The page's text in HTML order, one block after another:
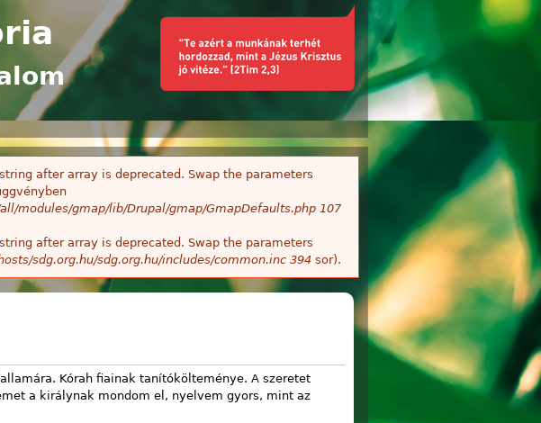
after array is deprecated. Swap the parameters
modules/gmap/lib/Drupal/gmap/GmapDefaults.php 107
after array is deprecated. Swap the parameters
sdg.org.hu/sdg.org.hu/includes/common.inc 394 sor).
Kórah fiainak tanítókölteménye. A szeretet
a királynak mondom el, nyelvem gyors, mint az